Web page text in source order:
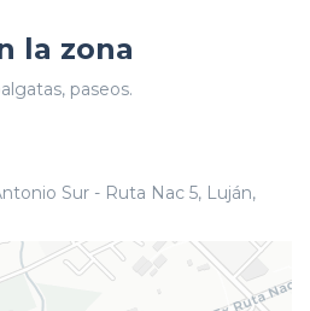
la zona
paseos.
Sur - Ruta Nac 5, Luján,